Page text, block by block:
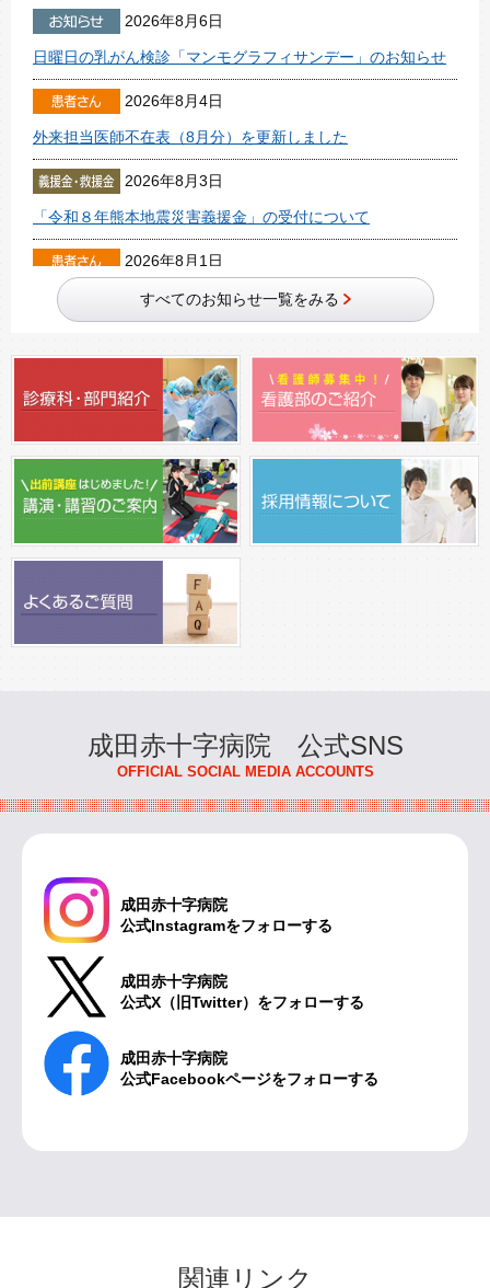
2026年8月6日
日曜日の乳がん検診「マンモグラフィサンデー」のお知らせ
2026年8月4日
外来担当医師不在表（8月分）を更新しました
2026年8月3日
「令和８年熊本地震災害義援金」の受付について
2026年8月1日
【注意喚起】当院を装った不審電話・不審請求にご注意くだ
さい
2026年8月1日
外来担当医表を更新しました
2026年7月15日
看護部専用サイトをリニューアルしました！
2026年7月13日
マスク着用ルールの変更について（令和8年7月13日から）
2026年7月13日
令和9年4月採用 臨床検査技師の募集について
2026年7月2日
公開健康講座 申し込み開始（８月29日開催）
看護師対象公開講座「看護のアセスメントを学ぼう」の開催
について
ナースアシスタント（看護助手）の募集
令和9年4月採用 臨床工学技士の募集について
広報誌「ふれあい」70号を掲載しました
2026年5月29日
すべてのお知らせ一覧をみる
成田赤十字病院 公式SNS
OFFICIAL SOCIAL MEDIA ACCOUNTS
成田赤十字病院
公式Instagramをフォローする
成田赤十字病院
公式X（旧Twitter）をフォローする
成田赤十字病院
公式Facebookページをフォローする
関連リンク